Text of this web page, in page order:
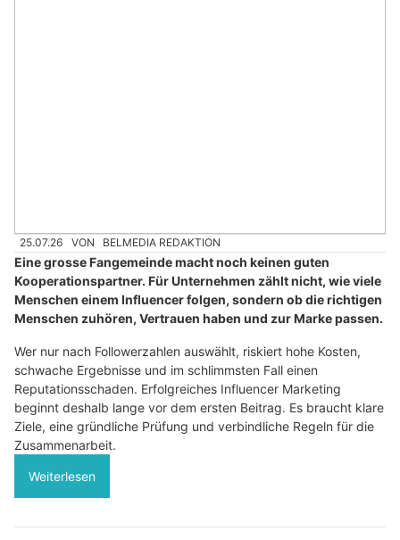
25.07.26 VON BELMEDIA REDAKTION
Eine grosse Fangemeinde macht noch keinen guten
Kooperationspartner. Für Unternehmen zählt nicht, wie viele
Menschen einem Influencer folgen, sondern ob die richtigen
Menschen zuhören, Vertrauen haben und zur Marke passen.
Wer nur nach Followerzahlen auswählt, riskiert hohe Kosten,
schwache Ergebnisse und im schlimmsten Fall einen
Reputationsschaden. Erfolgreiches Influencer Marketing
beginnt deshalb lange vor dem ersten Beitrag. Es braucht klare
Ziele, eine gründliche Prüfung und verbindliche Regeln für die
Zusammenarbeit.
Weiterlesen